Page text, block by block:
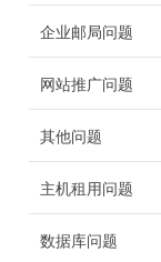
企业邮局问题
网站推广问题
其他问题
主机租用问题
数据库问题